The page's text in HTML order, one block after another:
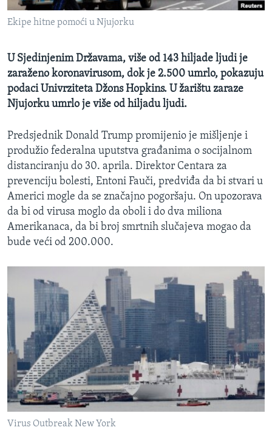
PRATITE NAS
Jezici
Ekipe hitne pomoći u Njujorku
U Sjedinjenim Državama, više od 143 hiljade ljudi je
zaraženo koronavirusom, dok je 2.500 umrlo, pokazuju
podaci Univrziteta Džons Hopkins. U žarištu zaraze
Njujorku umrlo je više od hiljadu ljudi.
Predsjednik Donald Trump promijenio je mišljenje i
produžio federalna uputstva građanima o socijalnom
distanciranju do 30. aprila. Direktor Centara za
prevenciju bolesti, Entoni Fauči, predviđa da bi stvari u
Americi mogle da se značajno pogoršaju. On upozorava
da bi od virusa moglo da oboli i do dva miliona
Amerikanaca, da bi broj smrtnih slučajeva mogao da
bude veći od 200.000.
Virus Outbreak New York